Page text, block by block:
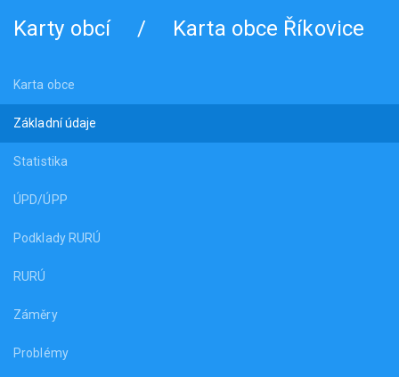
Karty obcí / Karta obce Říkovice
Karta obce
Základní údaje
Statistika
ÚPD/ÚPP
Podklady RURÚ
RURÚ
Záměry
Problémy